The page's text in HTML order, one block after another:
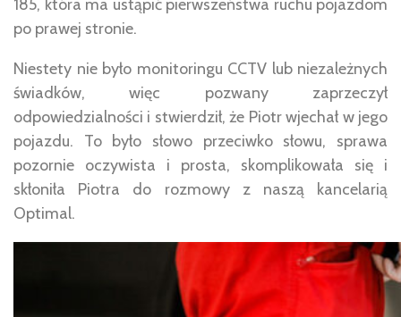
185, która ma ustąpić pierwszeństwa ruchu pojazdom
po prawej stronie.
Niestety nie było monitoringu CCTV lub niezależnych
świadków, więc pozwany zaprzeczył
odpowiedzialności i stwierdził, że Piotr wjechał w jego
pojazdu. To było słowo przeciwko słowu, sprawa
pozornie oczywista i prosta, skomplikowała się i
skłoniła Piotra do rozmowy z naszą kancelarią
Optimal.